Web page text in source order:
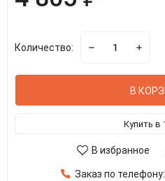
Количество:
В
Купить в
В избранное
Заказ по телефону: